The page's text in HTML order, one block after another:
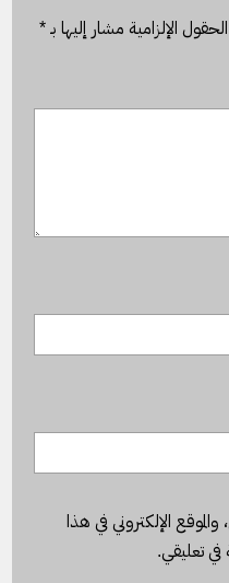
الحقول الإلزامية مشار إليها بـ*
الإلكتروني في هذا
في تعليقي.